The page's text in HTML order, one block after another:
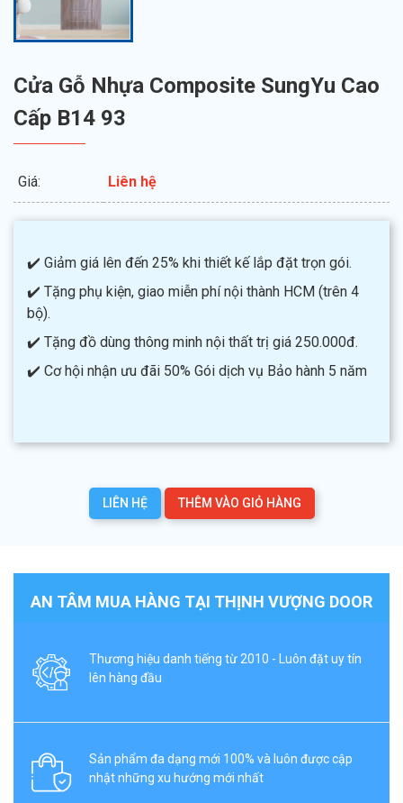
Cửa Gỗ Nhựa Composite SungYu Cao
Cấp B14 93
Giá: Liên hệ
✔️ Giảm giá lên đến 25% khi thiết kế lắp đặt trọn gói.
✔️ Tặng phụ kiện, giao miễn phí nội thành HCM (trên 4
bộ).
✔️ Tặng đồ dùng thông minh nội thất trị giá 250.000đ.
✔️ Cơ hội nhận ưu đãi 50% Gói dịch vụ Bảo hành 5 năm
LIÊN HỆ THÊM VÀO GIỎ HÀNG
AN TÂM MUA HÀNG TẠI THỊNH VƯỢNG DOOR
Thương hiệu danh tiếng từ 2010 - Luôn đặt uy tín
lên hàng đầu
Sản phẩm đa dạng mới 100% và luôn được cập
nhật những xu hướng mới nhất